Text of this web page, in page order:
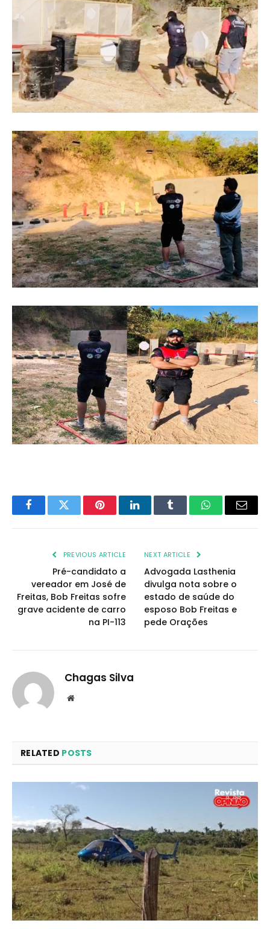
FacebookTwitter PinterestLinkedInTumblr WhatsAppEmail
PREVIOUS ARTICLE
Pré-candidato a
vereador em José de
Freitas, Bob Freitas sofre
grave acidente de carro
na PI-113
NEXT ARTICLE
Advogada Lasthenia
divulga nota sobre o
estado de saúde do
esposo Bob Freitas e
pede Orações
Chagas Silva
Website
RELATED POSTS